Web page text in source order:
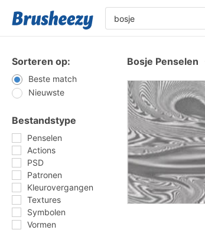
Sorteren op:
Beste match
Nieuwste
Bestandstype
Penselen
Actions
PSD
Patronen
Kleurovergangen
Textures
Symbolen
Vormen
Bosje Penselen